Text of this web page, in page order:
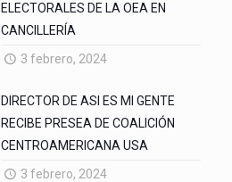
ELECTORALES DE LA OEA EN
CANCILLERÍA
3 febrero, 2024
DIRECTOR DE ASI ES MI GENTE
RECIBE PRESEA DE COALICIÓN
CENTROAMERICANA USA
3 febrero, 2024